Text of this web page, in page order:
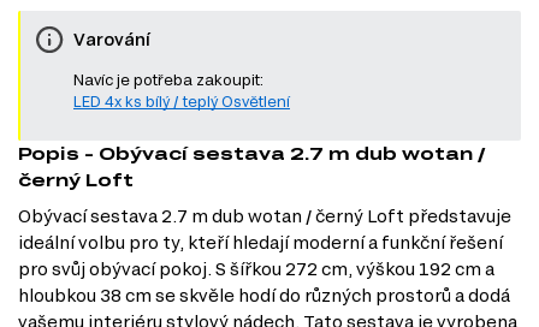
Varování
Navíc je potřeba zakoupit:
LED 4x ks bílý / teplý Osvětlení
Popis - Obývací sestava 2.7 m dub wotan /
černý Loft
Obývací sestava 2.7 m dub wotan / černý Loft představuje
ideální volbu pro ty, kteří hledají moderní a funkční řešení
pro svůj obývací pokoj. S šířkou 272 cm, výškou 192 cm a
hloubkou 38 cm se skvěle hodí do různých prostorů a dodá
vašemu interiéru stylový nádech. Tato sestava je vyrobena